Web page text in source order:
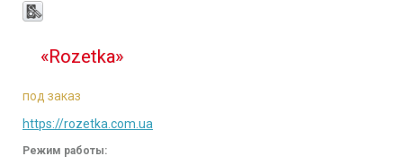
«Rozetka»
под заказ
https://rozetka.com.ua
Режим работы: